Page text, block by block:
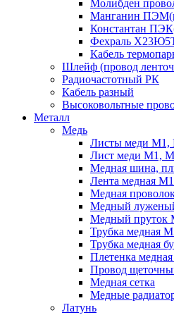
Молибден
Манганин
Константан
Фехраль
Кабель
Шлейф (провод
Радиочастотный РК
Кабель разный
Высоковольтные
Металл
Медь
Листы меди М1,
Лист меди М1,
Медная шина,
Лента медная
Медная
Медный
Медный пруток
Трубка медная
Трубка медная
Плетенка
Провод
Медная сетка
Медные
Латунь